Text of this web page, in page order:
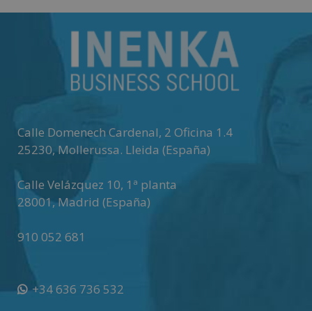
v
e
:
Calle Domenech Cardenal, 2 Oficina 1.4
25230, Mollerussa. Lleida (España)
Calle Velázquez 10, 1ª planta
28001,Madrid (España)
910 052 681
+34 636 736 532